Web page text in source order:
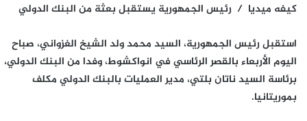
كيفه ميديا / رئيس الجمهورية يستقبل بعثة من البنك الدولي
استقبل رئيس الجمهورية، السيد محمد ولد الشيخ الغزواني، صباح
اليوم الأربعاء بالقصر الرئاسي في انواكشوط، وفدا من البنك الدولي،
برئاسة السيد ناتان بلتي، مدير العمليات بالبنك الدولي مكلف
بموريتانيا.